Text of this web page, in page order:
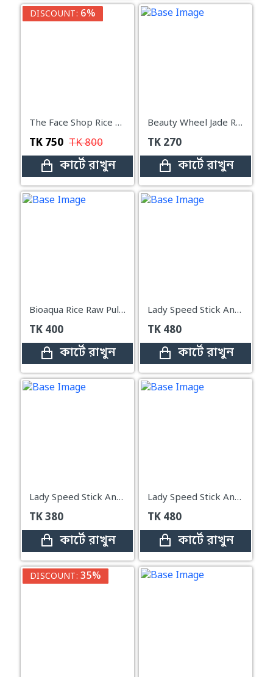
DISCOUNT: 6%
The Face Shop Rice Water Bright Cleansing Foam – 150ml
TK 750 TK800
কার্টে রাখুন
Beauty Wheel Jade Roller For Face Massager (1 set)
TK 270
কার্টে রাখুন
Bioaqua Rice Raw Pulp Sleep Mask – 100g
TK 400
কার্টে রাখুন
Lady Speed Stick Antiperspirant Deodorant Wild Freesia 65g
TK 480
কার্টে রাখুন
Lady Speed Stick Antiperspirant Deodorant Powder Fresh – 39.6g
TK380
কার্টে রাখুন
Lady Speed Stick Antiperspirant Deodorant Powder Fresh – 65g
TK 480
কার্টে রাখুন
DISCOUNT: 35%